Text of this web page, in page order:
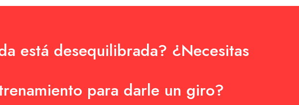
está desequilibrada? ¿Necesitas
para darle un giro?